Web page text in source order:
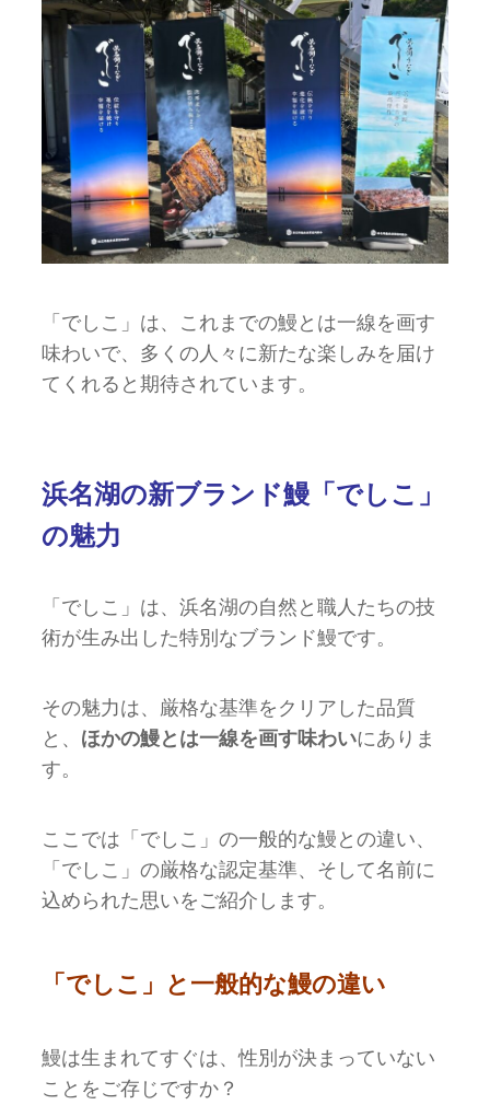
「でしこ」は、これまでの鰻とは一線を画す
味わいで、多くの人々に新たな楽しみを届け
てくれると期待されています。
浜名湖の新ブランド鰻「でしこ」
の魅力
「でしこ」は、浜名湖の自然と職人たちの技
術が生み出した特別なブランド鰻です。
その魅力は、厳格な基準をクリアした品質
と、 ほかの鰻とは一線を画す味わいにありま
す。
ここでは「でしこ」の一般的な鰻との違い、
「でしこ」の厳格な認定基準、そして名前に
込められた思いをご紹介します。
「でしこ」と一般的な鰻の違い
鰻は生まれてすぐは、性別が決まっていない
ことをご存じですか？